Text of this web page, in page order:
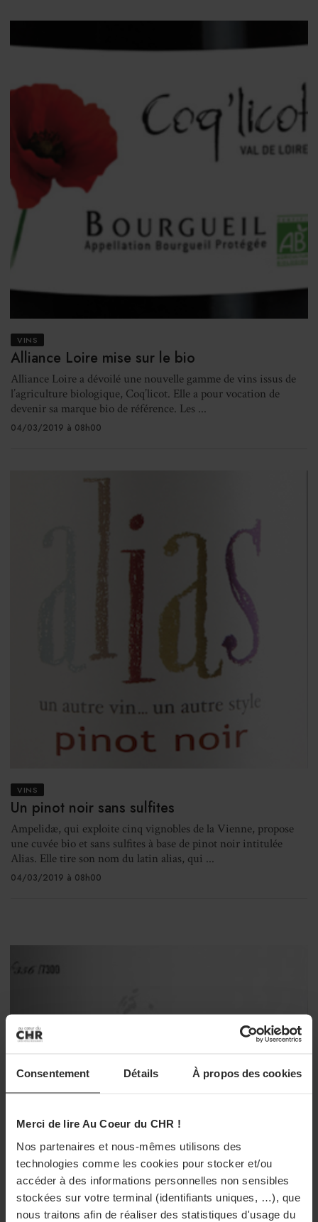
Consentement Détails À propos des cookies
Merci de lire Au Coeur du CHR !
Nos partenaires et nous-mêmes utilisons des
technologies comme les cookies pour stocker et/ou
accéder à des informations personnelles non sensibles
stockées sur votre terminal (identifiants uniques, …), que
nous traitons afin de réaliser des statistiques d'usage du
VINS
Alliance Loire mise sur le bio
Alliance Loire a dévoilé une nouvelle gamme de vins issus de
l’agriculture biologique, Coq’licot. Elle a pour vocation de
devenir sa marque bio de référence. Les ...
04/03/2019 à 08h00
VINS
Un pinot noir sans sulfites
Ampelidæ, qui exploite cinq vignobles de la Vienne, propose
une cuvée bio et sans sulfites à base de pinot noir intitulée
Alias. Elle tire son nom du latin alias, qui ...
04/03/2019 à 08h00